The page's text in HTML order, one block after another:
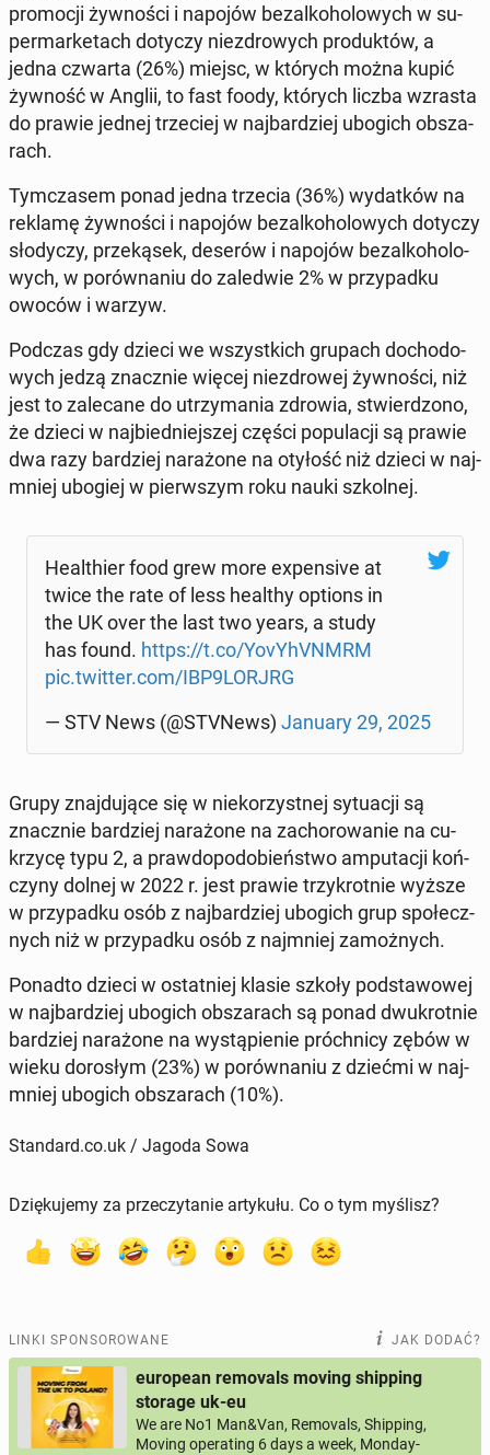
pro­mo­cji żyw­no­ści i napojów bez­al­ko­ho­lo­wych w su­
per­mar­ke­tach dotyczy nie­zdro­wych pro­duk­tów, a
jedna czwarta (26%) miejsc, w których można kupić
żywność w Anglii, to fast foody, których liczba wzrasta
do prawie jednej trze­ciej w naj­bar­dziej ubogich ob­sza­
rach.
Tym­cza­sem ponad jedna trzecia (36%) wy­dat­ków na
reklamę żyw­no­ści i napojów bez­al­ko­ho­lo­wych dotyczy
sło­dy­czy, prze­ką­sek, deserów i napojów bez­al­ko­ho­lo­
wych, w po­rów­na­niu do za­le­d­wie 2% w przy­pad­ku
owoców i warzyw.
Podczas gdy dzieci we wszyst­kich grupach do­cho­do­
wych jedzą znacz­nie więcej nie­zdro­wej żyw­no­ści, niż
jest to za­le­ca­ne do utrzy­ma­nia zdrowia, stwier­dzo­no,
że dzieci w naj­bied­niej­szej części po­pu­la­cji są prawie
dwa razy bar­dziej na­ra­żo­ne na otyłość niż dzieci w naj­
mniej ubogiej w pierw­szym roku nauki szkol­nej.
He­al­thier food grew more expen­si­ve at
twice the rate of less healthy options in
the UK over the last two years, a study
has found. https://t.co/YovY­hVNMRM
pic.twitter.com/IBP9LORJRG
— STV News (@STVNews) January 29, 2025
Grupy znaj­du­ją­ce się w nie­ko­rzyst­nej sy­tu­acji są
znacz­nie bar­dziej na­ra­żo­ne na za­cho­ro­wa­nie na cu­
krzy­cę typu 2, a praw­do­po­do­bień­stwo am­pu­ta­cji koń­
czy­ny dolnej w 2022 r. jest prawie trzy­krot­nie wyższe
w przy­pad­ku osób z naj­bar­dziej ubogich grup spo­łecz­
nych niż w przy­pad­ku osób z naj­mniej za­moż­nych.
Ponadto dzieci w ostat­niej klasie szkoły pod­sta­wo­wej
w naj­bar­dziej ubogich ob­sza­rach są ponad dwu­krot­nie
bar­dziej na­ra­żo­ne na wy­stą­pie­nie próch­ni­cy zębów w
wieku do­ro­słym (23%) w po­rów­na­niu z dziećmi w naj­
mniej ubogich ob­sza­rach (10%).
Standard.co.uk / Jagoda Sowa
Dziękujemy za przeczytanie artykułu. Co o tym myślisz?
LINKI SPONSOROWANE JAK DODAĆ?
european removals moving shipping
storage uk-eu
We are No1 Man&Van, Removals, Shipping,
Moving operating 6 days a week, Monday-